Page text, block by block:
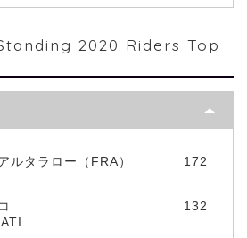
2020 Riders Top
ルタラロー（FRA）
172
132